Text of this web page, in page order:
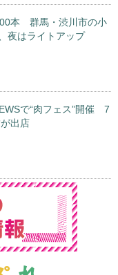
本 群馬・渋川市の小
夜はライトアップ
で“肉フェス”開催 7
出店